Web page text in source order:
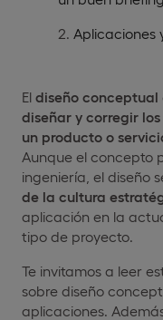
Aplicaciones
El diseño conceptual
diseñar y corregir
un producto o
Aunque el concepto
ingeniería, el diseño
de la cultura
aplicación en la
tipo de proyecto.
Te invitamos a leer
sobre diseño
aplicaciones.